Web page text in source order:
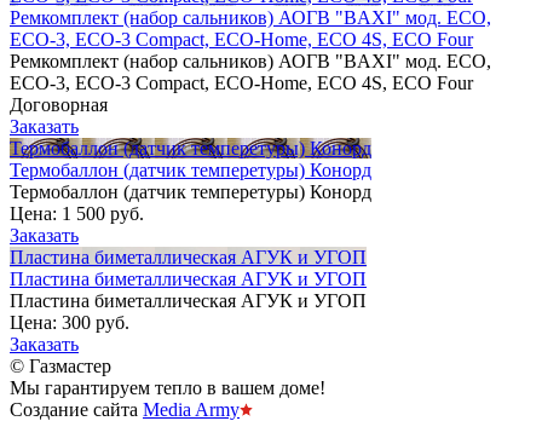
Ремкомплект (набор сальников) АОГВ "BAXI" мод. ECO,
ECO-3, ECO-3 Compact, ECO-Home, ECO 4S, ECO Four
Ремкомплект (набор сальников) АОГВ "BAXI" мод. ECO,
ECO-3, ECO-3 Compact, ECO-Home, ECO 4S, ECO Four
Договорная
Заказать
Термобаллон (датчик темперетуры) Конорд
Термобаллон (датчик темперетуры) Конорд
Термобаллон (датчик темперетуры) Конорд
Цена: 1 500 руб.
Заказать
Пластина биметаллическая АГУК и УГОП
Пластина биметаллическая АГУК и УГОП
Пластина биметаллическая АГУК и УГОП
Цена: 300 руб.
Заказать
© Газмастер
Мы гарантируем тепло в вашем доме!
Создание сайта Media Army